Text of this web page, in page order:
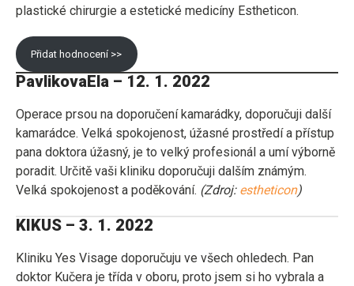
plastické chirurgie a estetické medicíny Estheticon.
Přidat hodnocení >>
PavlikovaEla – 12. 1. 2022
Operace prsou na doporučení kamarádky, doporučuji další
kamarádce. Velká spokojenost, úžasné prostředí a přístup
pana doktora úžasný, je to velký profesionál a umí výborně
poradit. Určitě vaši kliniku doporučuji dalším známým.
Velká spokojenost a poděkování. (Zdroj: estheticon)
KIKUS – 3. 1. 2022
Kliniku Yes Visage doporučuju ve všech ohledech. Pan
doktor Kučera je třída v oboru, proto jsem si ho vybrala a